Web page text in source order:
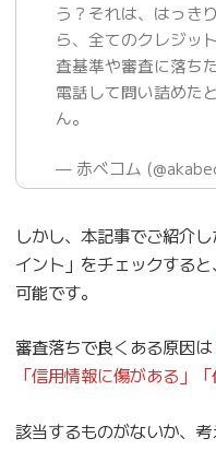
う？それは、はっき
ら、全てのクレジッ
査基準や審査に落ち
電話して問い詰めた
ん。
— 赤べコム
しかし、本記事でご紹介
イント」をチェックする
可能です。
審査落ちで良くある原因は
「信用情報に傷がある」
該当するものがないか、考